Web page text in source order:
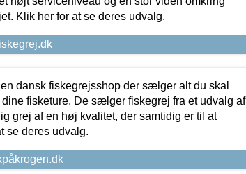
Klik her for at se deres udvalg.
dansk fiskegrejsshop der sælger alt du skal
fisketure. De sælger fiskegrej fra et udvalg af
grej af en høj kvalitet, der samtidig er til at
se deres udvalg.